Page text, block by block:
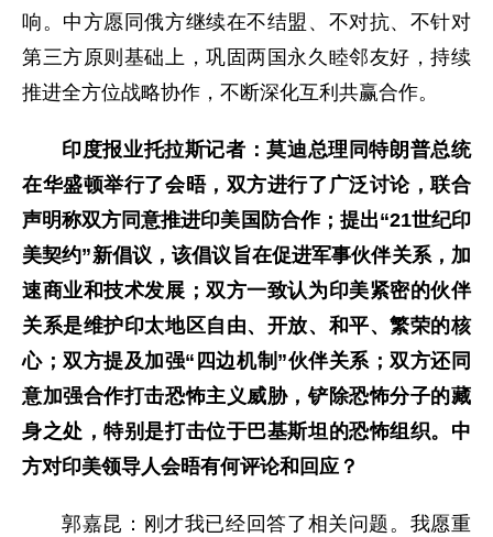
响。中方愿同俄方继续在不结盟、不对抗、不针对
第三方原则基础上，巩固两国永久睦邻友好，持续
推进全方位战略协作，不断深化互利共赢合作。
印度报业托拉斯记者：莫迪总理同特朗普总统
在华盛顿举行了会晤，双方进行了广泛讨论，联合
声明称双方同意推进印美国防合作；提出“21世纪印
美契约”新倡议，该倡议旨在促进军事伙伴关系，加
速商业和技术发展；双方一致认为印美紧密的伙伴
关系是维护印太地区自由、开放、和平、繁荣的核
心；双方提及加强“四边机制”伙伴关系；双方还同
意加强合作打击恐怖主义威胁，铲除恐怖分子的藏
身之处，特别是打击位于巴基斯坦的恐怖组织。中
方对印美领导人会晤有何评论和回应？
郭嘉昆：刚才我已经回答了相关问题。我愿重